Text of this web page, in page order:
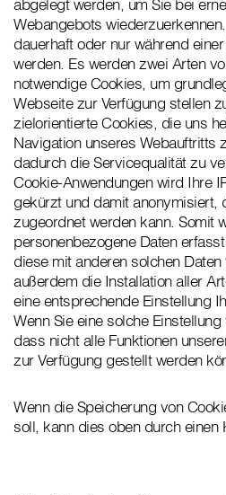
abgelegt werden, um Sie bei
Webangebots
dauerhaft oder nur während
werden. Es werden zwei Arten
notwendige Cookies, um
Webseite zur Verfügung stellen
zielorientierte Cookies, die uns
Navigation unseres Webauftritts
dadurch die Servicequalität zu
Cookie-Anwendungen wird Ihre
gekürzt und damit anonymisiert,
zugeordnet werden kann. Somit
personenbezogene Daten
diese mit anderen solchen
außerdem die Installation aller
eine entsprechende Einstellung
Wenn Sie eine solche
dass nicht alle Funktionen
zur Verfügung gestellt werden
Wenn die Speicherung von
soll, kann dies oben durch einen